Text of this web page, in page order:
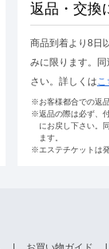
返品・交換
商品到着より8日
みに限ります。
さい。詳しくはこ
※お客様都合での返
※返品の際は必ず、
にお戻し下さい。
ます。
※エステチケットは